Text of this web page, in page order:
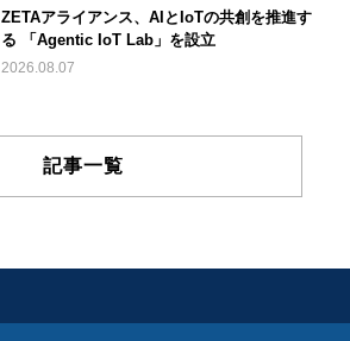
ZETAアライアンス、AIとIoTの共創を推進す
る 「Agentic IoT Lab」を設立
2026.08.07
記事一覧